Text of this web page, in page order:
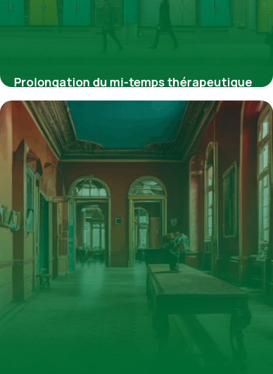
Prolongation du mi-temps thérapeutique
dans la fonction publique : démarches,
limites et enjeux
4 juillet 2025